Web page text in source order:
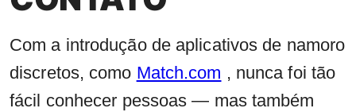
Com a introdução de aplicativos de namoro
discretos, como Match.com , nunca foi tão
fácil conhecer pessoas — mas também